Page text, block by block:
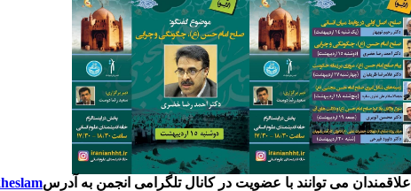
علاقمندان می توانند با عضویت در کانال تلگرامی انجمن به آدرس